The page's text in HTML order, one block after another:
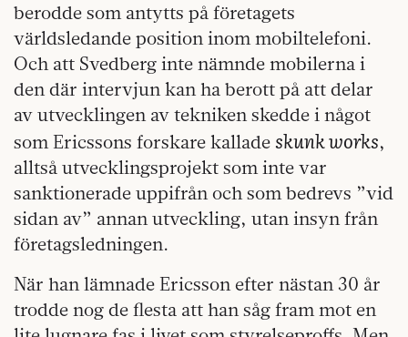
berodde som antytts på företagets
världsledande position inom mobiltelefoni.
Och att Svedberg inte nämnde mobilerna i
den där intervjun kan ha berott på att delar
av utvecklingen av tekniken skedde i något
som Ericssons forskare kallade skunk works,
alltså utvecklingsprojekt som inte var
sanktionerade uppifrån och som bedrevs ”vid
sidan av” annan utveckling, utan insyn från
företagsledningen.
När han lämnade Ericsson efter nästan 30 år
trodde nog de flesta att han såg fram mot en